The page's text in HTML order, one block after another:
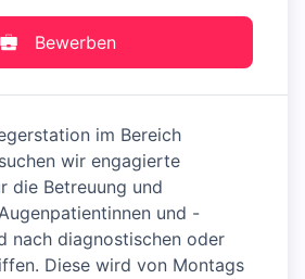
Bewerben
im Bereich
wir engagierte
die Betreuung und
und -
nach diagnostischen oder
Diese wird von Montags